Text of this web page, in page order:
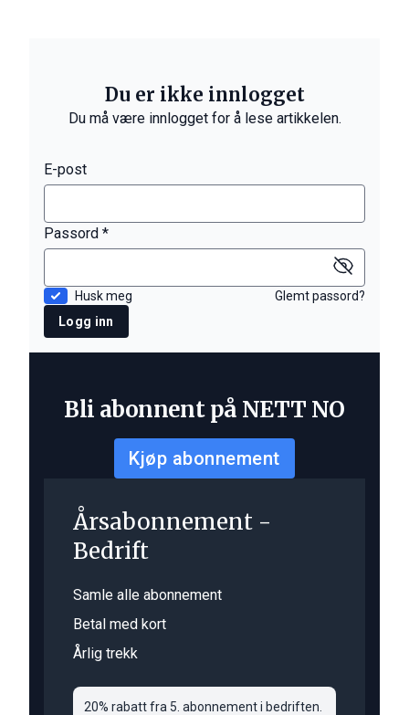
Du er ikke innlogget
Du må være innlogget for å lese artikkelen.
E-post
Passord *
Husk meg
Glemt passord?
Logg inn
Bli abonnent på NETT NO
Kjøp abonnement
Årsabonnement -
Bedrift
Samle alle abonnement
Betal med kort
Årlig trekk
20% rabatt fra 5. abonnement i bedriften.